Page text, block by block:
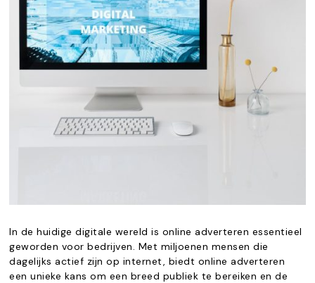
In de huidige digitale wereld is online adverteren essentieel
geworden voor bedrijven. Met miljoenen mensen die
dagelijks actief zijn op internet, biedt online adverteren
een unieke kans om een breed publiek te bereiken en de